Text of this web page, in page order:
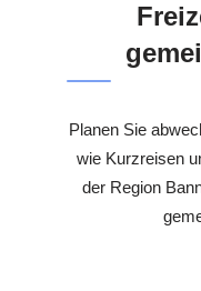
Planen Sie
wie Kurzreisen
der Region